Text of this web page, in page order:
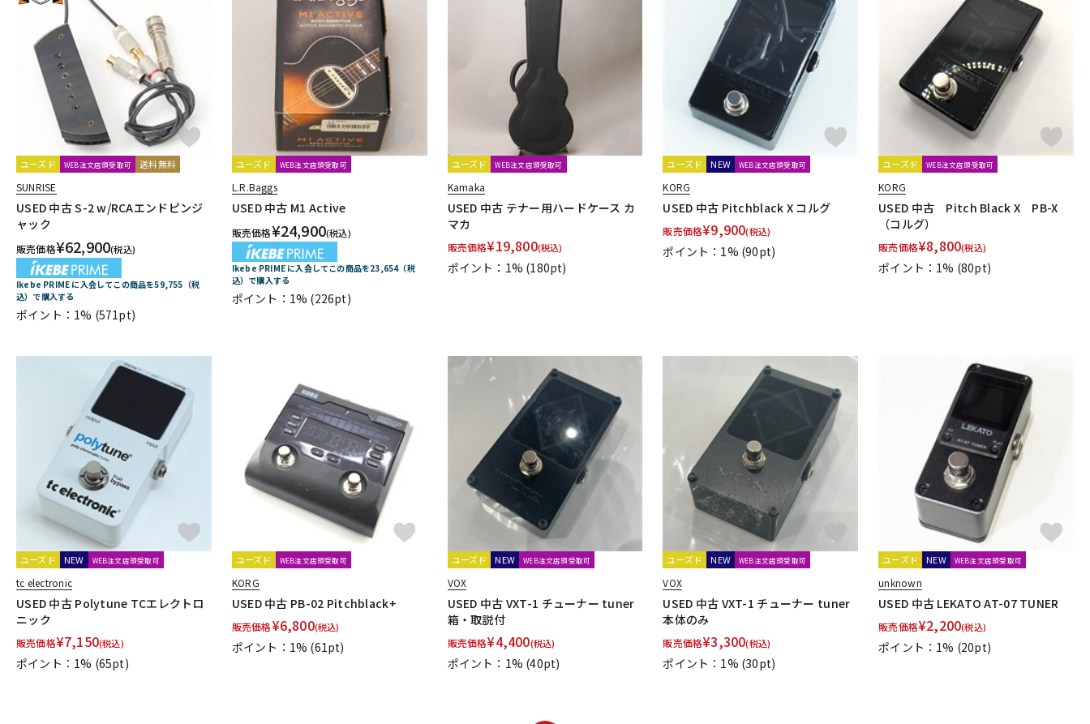
ユーズド WEB注文店頭受取可 送料無料
SUNRISE
USED 中古 S-2 w/RCAエンドピンジ
ャック
販売価格¥62,900(税込)
Ikebe PRIME に入会してこの商品を59,755（税
込）で購入する
ポイント：1% (571pt)
ユーズド WEB注文店頭受取可
L.R.Baggs
USED 中古 M1 Active
販売価格¥24,900(税込)
Ikebe PRIME に入会してこの商品を23,654（税
込）で購入する
ポイント：1% (226pt)
ユーズド WEB注文店頭受取可
Kamaka
USED 中古 テナー用ハードケース カ
マカ
販売価格¥19,800(税込)
ポイント：1% (180pt)
ユーズド NEW WEB注文店頭受取可
KORG
USED 中古 Pitchblack X コルグ
販売価格¥9,900(税込)
ポイント：1% (90pt)
ユーズド WEB注文店頭受取可
KORG
USED 中古 Pitch Black X PB-X
（コルグ）
販売価格¥8,800(税込)
ポイント：1% (80pt)
ユーズド NEW WEB注文店頭受取可
tc electronic
USED 中古 Polytune TCエレクトロ
ニック
販売価格¥7,150(税込)
ポイント：1% (65pt)
ユーズド WEB注文店頭受取可
KORG
USED 中古 PB-02 Pitchblack+
販売価格¥6,800(税込)
ポイント：1% (61pt)
ユーズド NEW WEB注文店頭受取可
VOX
USED 中古 VXT-1 チューナー tuner
箱・取説付
販売価格¥4,400(税込)
ポイント：1% (40pt)
ユーズド NEW WEB注文店頭受取可
VOX
USED 中古 VXT-1 チューナー tuner
本体のみ
販売価格¥3,300(税込)
ポイント：1% (30pt)
ユーズド NEW WEB注文店頭受取可
unknown
USED 中古 LEKATO AT-07 TUNER
販売価格¥2,200(税込)
ポイント：1% (20pt)